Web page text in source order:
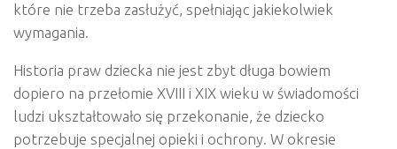
które nie trzeba zasłużyć, spełniając jakiekolwiek
wymagania.
Historia praw dziecka nie jest zbyt długa bowiem
dopiero na przełomie XVIII i XIX wieku w świadomości
ludzi ukształtowało się przekonanie, że dziecko
potrzebuje specjalnej opieki i ochrony. W okresie